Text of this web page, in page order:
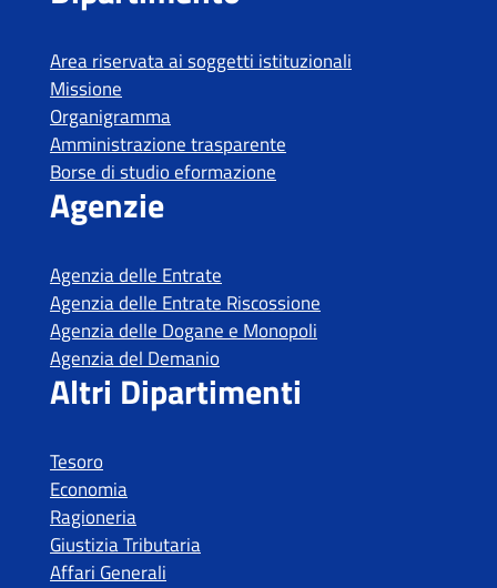
Tesoro
Economia
Ragioneria
Giustizia Tributaria
Affari Generali